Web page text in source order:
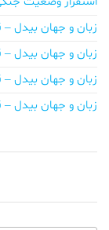
زبان و جهان بیدل
زبان و جهان
زبان و جهان
زبان و جهان